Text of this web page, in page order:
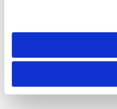
need to be set again.